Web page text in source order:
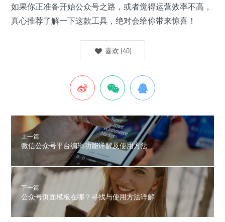
如果你正准备开始公众号之路，或者觉得运营效率不高，
真心推荐了解一下这款工具，绝对会给你带来惊喜！
喜欢 (40)
上一篇
微信公众号平台编辑功能详解及使用方法
下一篇
公众号页面模板在哪？寻找与使用方法详解